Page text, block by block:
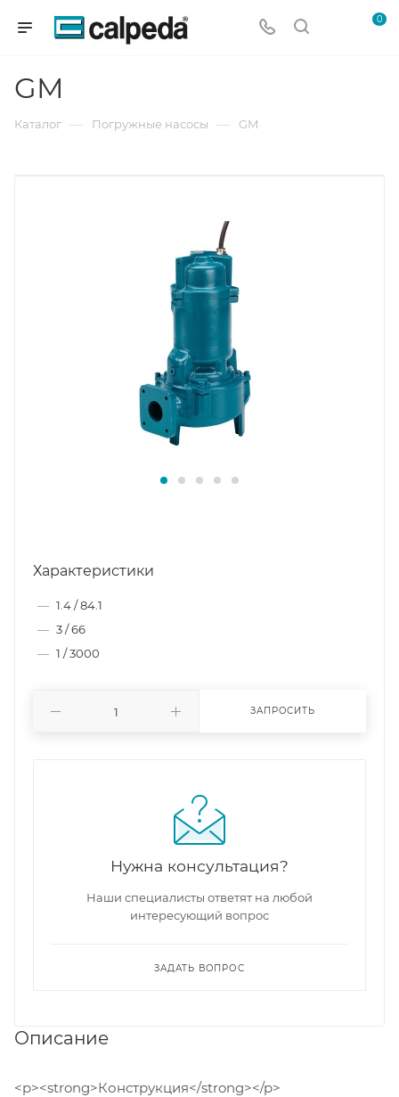
0
GM
Каталог — Погружные насосы — GM
Характеристики
— 1.4 / 84.1
— 3 / 66
— 1 / 3000
ЗАПРОСИТЬ
Нужна консультация?
Наши специалисты ответят на любой
интересующий вопрос
ЗАДАТЬ ВОПРОС
Описание
<p><strong>Конструкция</strong></p>